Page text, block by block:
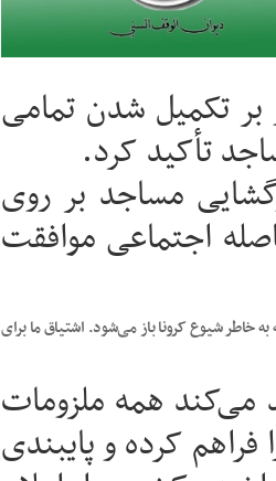
بر تکمیل شدن تمامی
تأکید کرد.
مساجد بر روی
اجتماعی موافقت
خاطر شیوع کرونا باز می‌شود. اشتیاق ما برای
همه ملزومات
کرده و پایبندی